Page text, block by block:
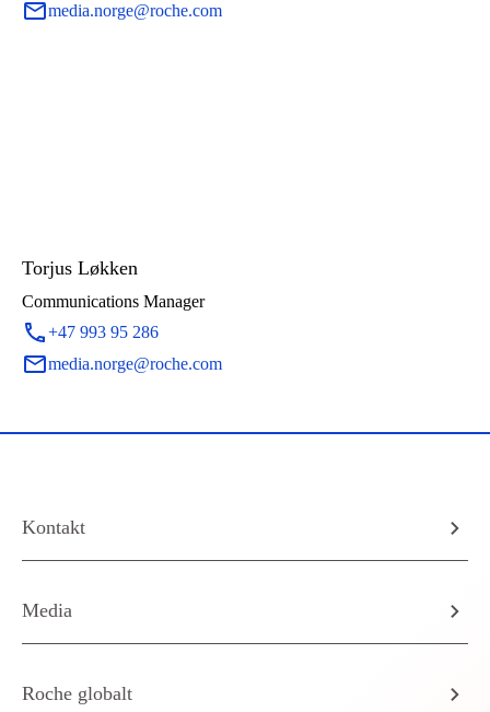
media.norge@roche.com
Torjus Løkken
Communications Manager
+47 993 95 286
media.norge@roche.com
Kontakt
Media
Roche globalt